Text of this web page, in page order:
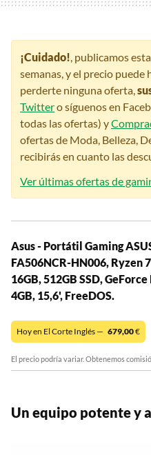
¡Cuidado!, publicamos
semanas, y el precio puede
perderte ninguna oferta,
Twittero síguenos en
todas las ofertas) y
ofertas de Moda, Belleza,
recibirás en cuanto las
Ver últimas ofertas de
Asus - Portátil Gaming
FA506NCR-HN006, Ryzen
16GB, 512GB SSD,
4GB, 15,6', FreeDOS.
Hoy en El Corte Inglés — 679,00€
El precio podría variar. Obtenemos
Un equipo potente y